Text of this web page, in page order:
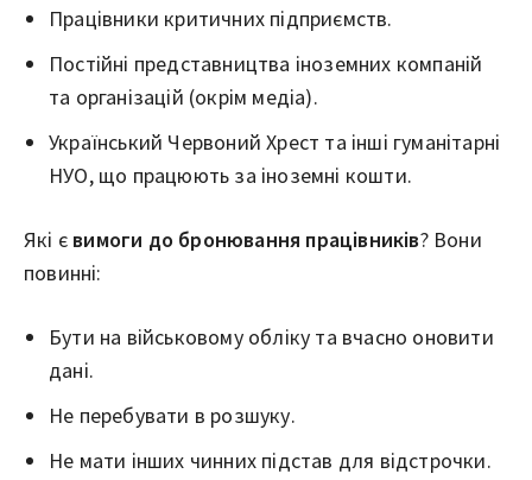
Працівники критичних підприємств.
Постійні представництва іноземних компаній
та організацій (окрім медіа).
Український Червоний Хрест та інші гуманітарні
НУО, що працюють за іноземні кошти.
Які є вимоги до бронювання працівників? Вони
повинні:
Бути на військовому обліку та вчасно оновити
дані.
Не перебувати в розшуку.
Не мати інших чинних підстав для відстрочки.